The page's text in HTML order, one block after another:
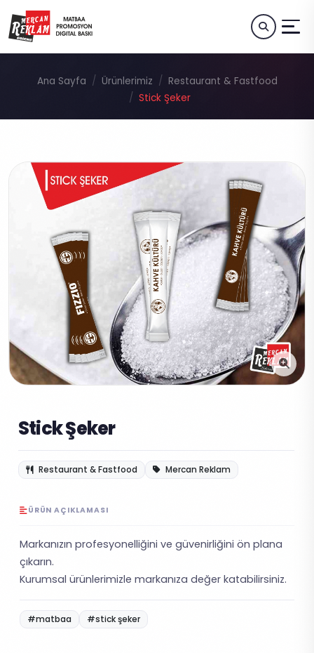
Ana Sayfa Ürünlerimiz
Restaurant & Fastfood
Stick Şeker
Stick Şeker
Restaurant & Fastfood Mercan Reklam
ÜRÜN AÇIKLAMASI
Markanızın profesyonelliğini ve güvenirliğini ön plana
çıkarın.
Kurumsal ürünlerimizle markanıza değer katabilirsiniz.
#matbaa #stick şeker